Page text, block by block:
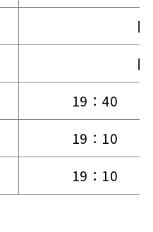
19：40
19：10
19：10